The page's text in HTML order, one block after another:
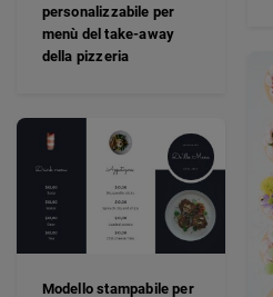
personalizzabile per
menù del take-away
della pizzeria
Modello stampabile per